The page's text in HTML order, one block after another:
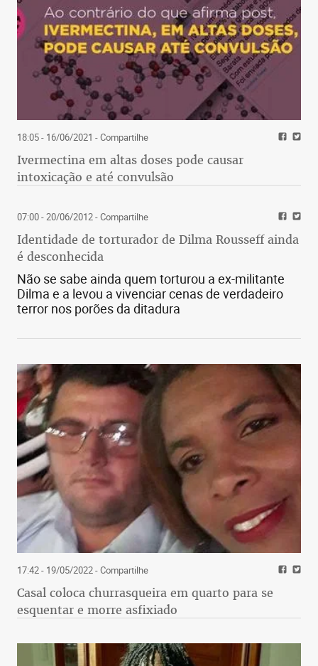
18:05 - 16/06/2021 - Compartilhe
Ivermectina em altas doses pode causar
intoxicação e até convulsão
07:00 - 20/06/2012- Compartilhe
Identidade de torturador de Dilma Rousseff ainda
é desconhecida
Não se sabe ainda quem torturou a ex-militante
Dilma e a levou a vivenciar cenas de verdadeiro
terror nos porões da ditadura
17:42 - 19/05/2022- Compartilhe
Casal coloca churrasqueira em quarto para se
esquentar e morre asfixiado